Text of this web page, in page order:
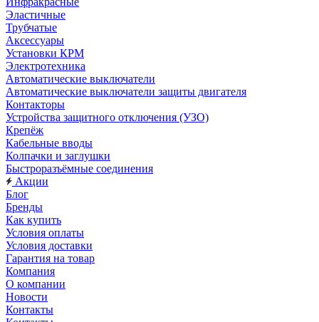
Эластичные
Трубчатые
Аксессуары
Установки КРМ
Электротехника
Автоматические выключатели
Автоматические выключатели защиты двигателя
Контакторы
Устройства защитного отключения (УЗО)
Крепёж
Кабельные вводы
Колпачки и заглушки
Быстроразъёмные соединения
Акции
Блог
Бренды
Как купить
Условия оплаты
Условия доставки
Гарантия на товар
Компания
О компании
Новости
Контакты